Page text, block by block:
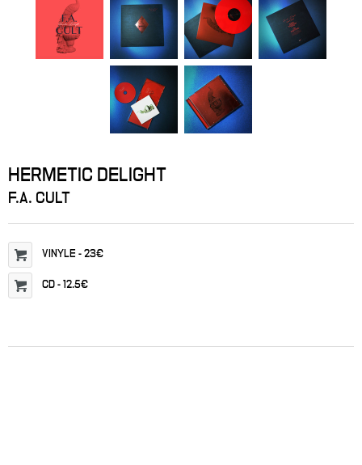
HERMETIC DELIGHT
F.A. CULT
VINYLE - 23€
CD - 12.5€